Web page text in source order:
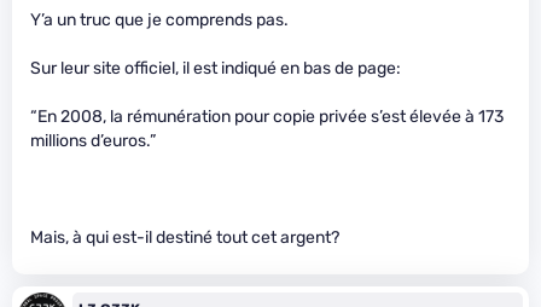
Y’a un truc que je comprends pas.
Sur leur site officiel, il est indiqué en bas de page:
“En 2008, la rémunération pour copie privée s’est élevée à 173
millions d’euros.”
Mais, à qui est-il destiné tout cet argent?